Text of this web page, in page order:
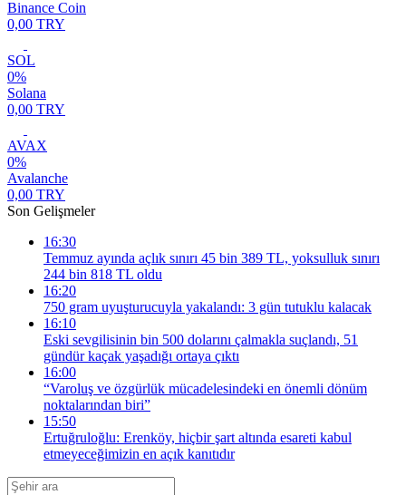
Binance Coin
0,00 TRY
SOL
0%
Solana
0,00 TRY
AVAX
0%
Avalanche
0,00 TRY
Son Gelişmeler
16:30
Temmuz ayında açlık sınırı 45 bin 389 TL, yoksulluk sınırı
244 bin 818 TL oldu
16:20
750 gram uyuşturucuyla yakalandı: 3 gün tutuklu kalacak
16:10
Eski sevgilisinin bin 500 dolarını çalmakla suçlandı, 51
gündür kaçak yaşadığı ortaya çıktı
16:00
“Varoluş ve özgürlük mücadelesindeki en önemli dönüm
noktalarından biri”
15:50
Ertuğruloğlu: Erenköy, hiçbir şart altında esareti kabul
etmeyeceğimizin en açık kanıtıdır